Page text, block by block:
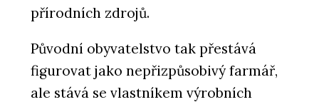
přírodních zdrojů.
Původní obyvatelstvo tak přestává
figurovat jako nepřizpůsobivý farmář,
ale stává se vlastníkem výrobních